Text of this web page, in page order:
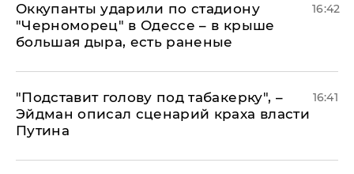
Оккупанты ударили по стадиону
"Черноморец" в Одессе – в крыше
большая дыра, есть раненые
16:42
​"Подставит голову под табакерку", –
Эйдман описал сценарий краха власти
Путина
16:41